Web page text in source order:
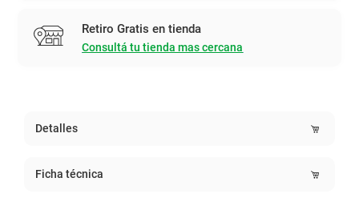
Retiro Gratis en tienda
Consultá tu tienda mas cercana
Detalles
Ficha técnica